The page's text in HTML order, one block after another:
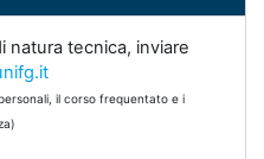
natura tecnica, inviare
il corso frequentato e i